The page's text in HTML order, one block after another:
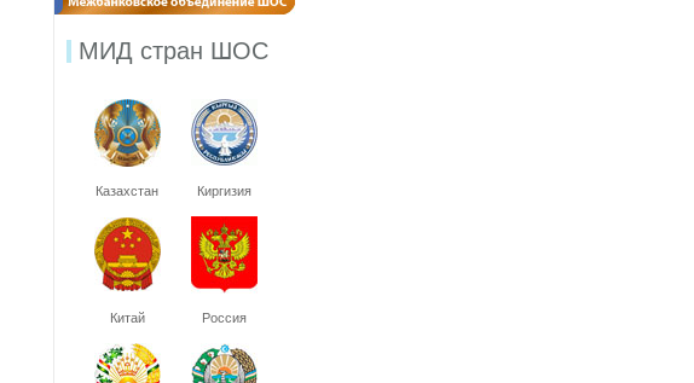
МИД стран ШОС
Казахстан Киргизия
Китай Россия